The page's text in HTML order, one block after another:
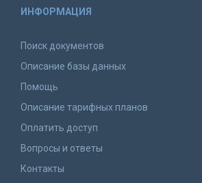
ИНФОРМАЦИЯ
Поиск документов
Описание базы данных
Помощь
Описание тарифных планов
Оплатить доступ
Вопросы и ответы
Контакты